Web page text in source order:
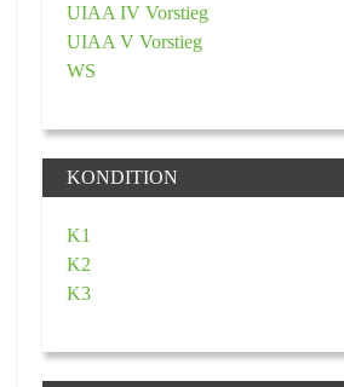
UIAA IV Vorstieg
UIAA V Vorstieg
WS
KONDITION
K1
K2
K3